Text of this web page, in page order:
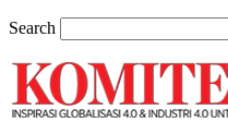
Search